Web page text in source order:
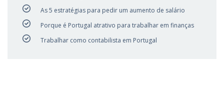
As 5 estratégias para pedir um aumento de salário
Porque é Portugal atrativo para trabalhar em finanças
Trabalhar como contabilista em Portugal